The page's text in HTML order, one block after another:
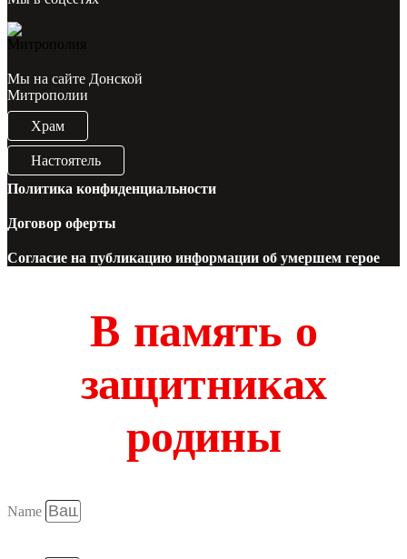
Мы на сайте Донской
Митрополии
Храм
Настоятель
Политика конфиденциальности
Договор оферты
Согласие на публикацию информации об умершем герое
В память о
защитниках
родины
Name